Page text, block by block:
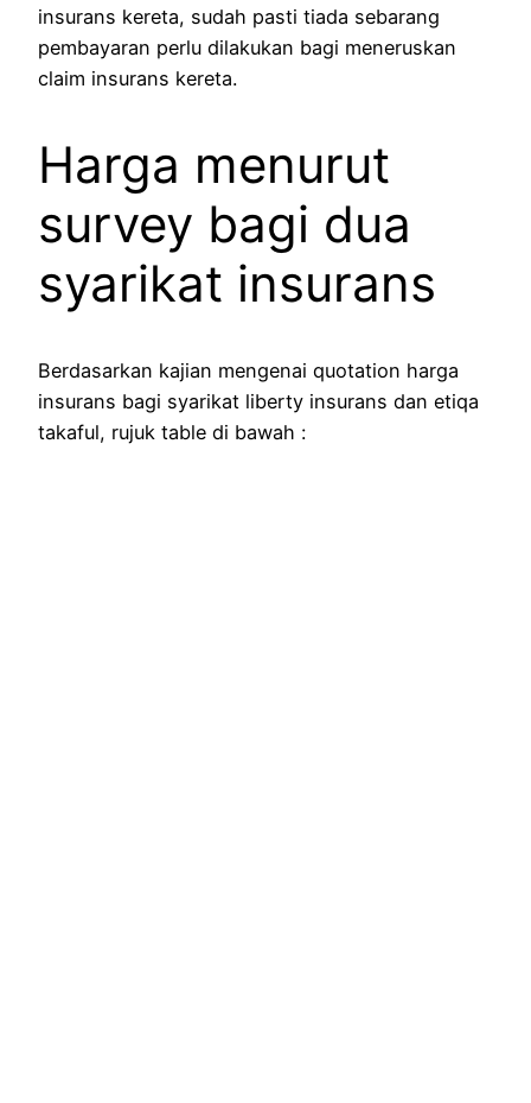
insurans kereta, sudah pasti tiada sebarang
pembayaran perlu dilakukan bagi meneruskan
claim insurans kereta.
Harga menurut
survey bagi dua
syarikat insurans
Berdasarkan kajian mengenai quotation harga
insurans bagi syarikat liberty insurans dan etiqa
takaful, rujuk table di bawah :